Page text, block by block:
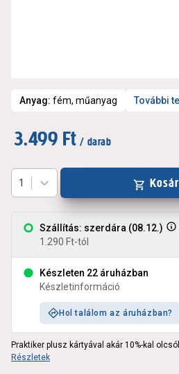
Anyag: fém, műanyag További
3.499 Ft / darab
Szállítás: szerdára (08.12.)
1.290 Ft-tól
Készleten 22 áruházban
Készletinformáció
Hol találom az áruházban?
1
Praktiker plusz kártyával akár 10%-kal
Részletek